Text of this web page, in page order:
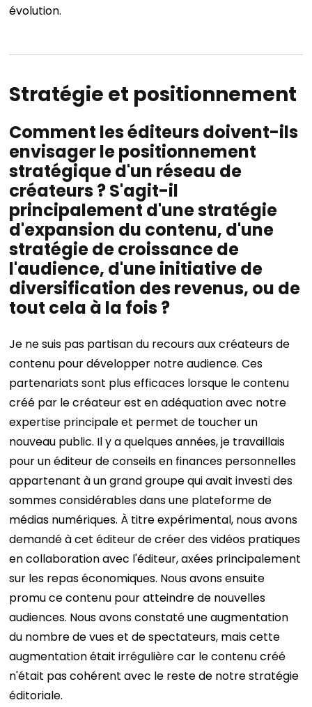
évolution.
Stratégie et positionnement
Comment les éditeurs doivent-ils
envisager le positionnement
stratégique d'un réseau de
créateurs ? S'agit-il
principalement d'une stratégie
d'expansion du contenu, d'une
stratégie de croissance de
l'audience, d'une initiative de
diversification des revenus, ou de
tout cela à la fois ?
Je ne suis pas partisan du recours aux créateurs de
contenu pour développer notre audience. Ces
partenariats sont plus efficaces lorsque le contenu
créé par le créateur est en adéquation avec notre
expertise principale et permet de toucher un
nouveau public. Il y a quelques années, je travaillais
pour un éditeur de conseils en finances personnelles
appartenant à un grand groupe qui avait investi des
sommes considérables dans une plateforme de
médias numériques. À titre expérimental, nous avons
demandé à cet éditeur de créer des vidéos pratiques
en collaboration avec l'éditeur, axées principalement
sur les repas économiques. Nous avons ensuite
promu ce contenu pour atteindre de nouvelles
audiences. Nous avons constaté une augmentation
du nombre de vues et de spectateurs, mais cette
augmentation était irrégulière car le contenu créé
n'était pas cohérent avec le reste de notre stratégie
éditoriale.